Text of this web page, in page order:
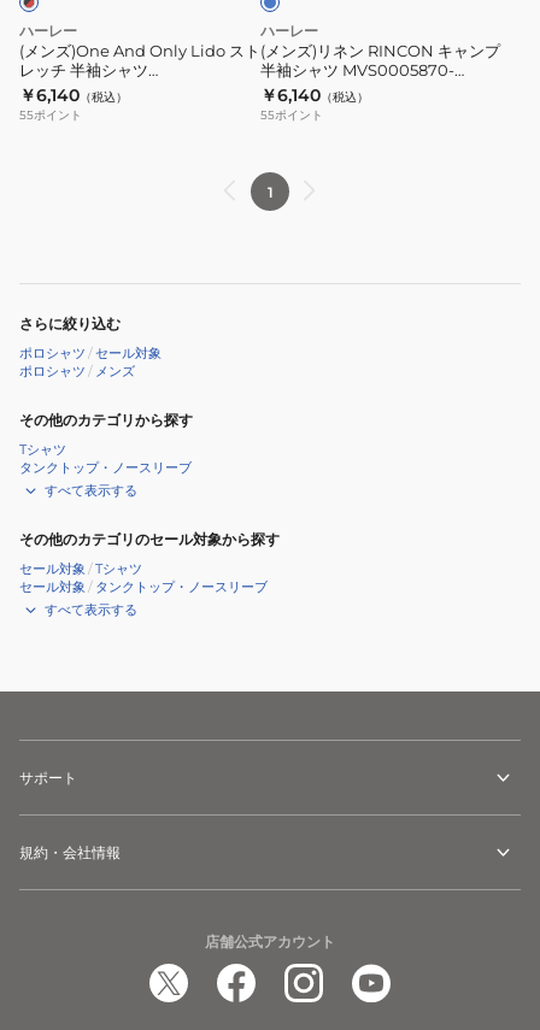
ッ
チ
半
袖
ハーレー
(メンズ)One And Only Lido スト
レッチ 半袖シャツ
MVS0005570-H014
￥6,140 （税込）
55ポイント
ン
プ
半
袖
ツ
ハーレー
(メンズ)リネン RINCON キャンプ
半袖シャツ MVS0005870-
H3018
￥6,140 （税込）
55ポイント
1
さらに絞り込む
ポロシャツ /セール対象
ポロシャツ / メンズ
その他のカテゴリから探す
Tシャツ
タンクトップ・ノースリーブ
すべて表示する
その他のカテゴリのセール対象から探す
セール対象 /Tシャツ
セール対象 / タンクトップ・ノースリーブ
すべて表示する
サポート
規約・会社情報
店舗公式アカウント